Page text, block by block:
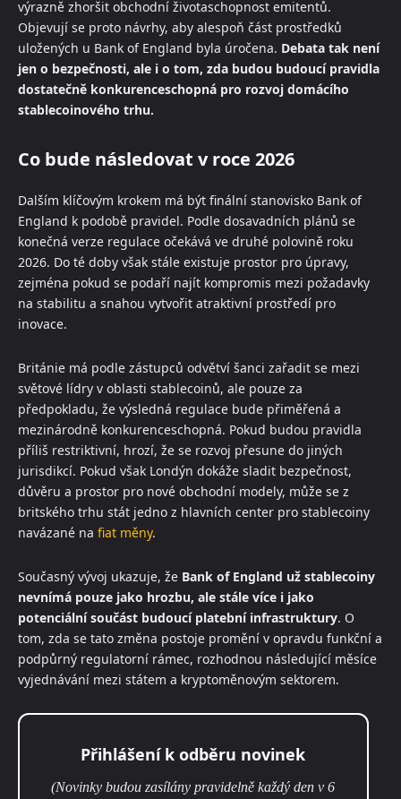
výrazně zhoršit obchodní životaschopnost emitentů.
Objevují se proto návrhy, aby alespoň část prostředků
uložených u Bank of England byla úročena. Debata tak není
jen o bezpečnosti, ale i o tom, zda budou budoucí pravidla
dostatečně konkurenceschopná pro rozvoj domácího
stablecoinového trhu.
Co bude následovat v roce 2026
Dalším klíčovým krokem má být finální stanovisko Bank of
England k podobě pravidel. Podle dosavadních plánů se
konečná verze regulace očekává ve druhé polovině roku
2026. Do té doby však stále existuje prostor pro úpravy,
zejména pokud se podaří najít kompromis mezi požadavky
na stabilitu a snahou vytvořit atraktivní prostředí pro
inovace.
Británie má podle zástupců odvětví šanci zařadit se mezi
světové lídry v oblasti stablecoinů, ale pouze za
předpokladu, že výsledná regulace bude přiměřená a
mezinárodně konkurenceschopná. Pokud budou pravidla
příliš restriktivní, hrozí, že se rozvoj přesune do jiných
jurisdikcí. Pokud však Londýn dokáže sladit bezpečnost,
důvěru a prostor pro nové obchodní modely, může se z
britského trhu stát jedno z hlavních center pro stablecoiny
navázané na fiat měny.
Současný vývoj ukazuje, že Bank of England už stablecoiny
nevnímá pouze jako hrozbu, ale stále více i jako
potenciální součást budoucí platební infrastruktury. O
tom, zda se tato změna postoje promění v opravdu funkční a
podpůrný regulatorní rámec, rozhodnou následující měsíce
vyjednávání mezi státem a kryptoměnovým sektorem.
Přihlášení k odběru novinek
(Novinky budou zasílány pravidelně každý den v 6